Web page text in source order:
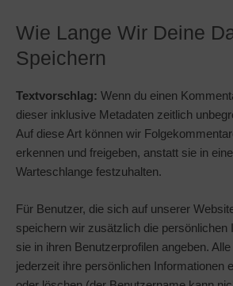
Wie Lange Wir Deine
Speichern
Textvorschlag: Wenn du einen
dieser inklusive Metadaten zeitlich
Auf diese Art können wir
erkennen und freigeben, anstatt sie in
Warteschlange festzuhalten.
Für Benutzer, die sich auf unserer
speichern wir zusätzlich die persönlichen
sie in ihren Benutzerprofilen angeben.
jederzeit ihre persönlichen Informationen